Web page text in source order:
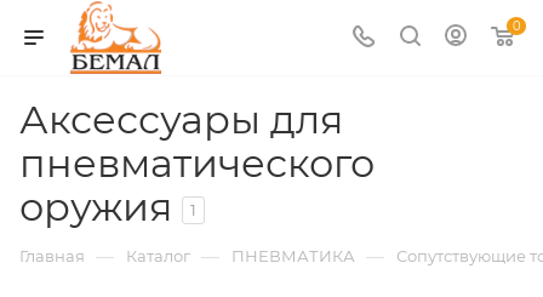
0
Аксессуары для
пневматического
оружия
1
Главная — Каталог — ПНЕВМАТИКА — Сопутствующие